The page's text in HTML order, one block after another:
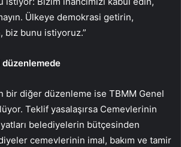
Ülkeye demokrasi getirin,
bunu istiyoruz.”
bir diğer düzenleme ise TBMM Genel
Teklif yasalaşırsa Cemevlerinin
belediyelerin bütçesinden
cemevlerinin imal, bakım ve tamir